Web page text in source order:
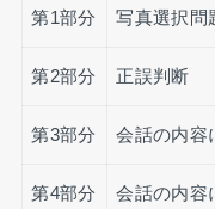
第1部分 写真選択問
第2部分 正誤判断
第3部分 会話の内容
第4部分 会話の内容